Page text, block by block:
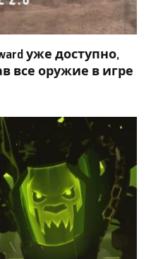
уже доступно,
все оружие в игре